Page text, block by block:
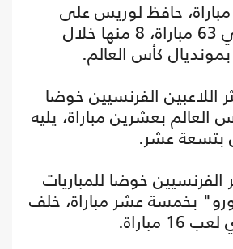
ومن أصل 145 مباراة، حافظ لوريس على
نظافة شباكه في 63 مباراة، 8 منها خلال
بمونديال كأس العالم.
اللاعبين الفرنسيين خوضا
العالم بعشرين مباراة، يليه
بتسعة عشر.
الفرنسيين خوضا للمباريات
بخمسة عشر مباراة، خلف
مباراة.